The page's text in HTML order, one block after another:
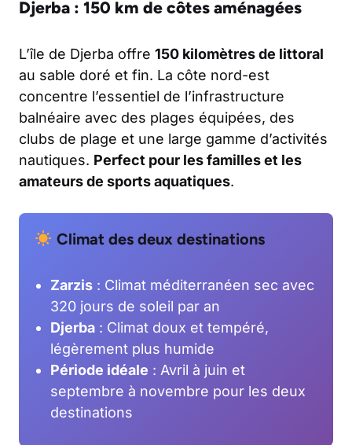
Djerba : 150 km de côtes aménagées
L’île de Djerba offre 150 kilomètres de littoral
au sable doré et fin. La côte nord-est
concentre l’essentiel de l’infrastructure
balnéaire avec des plages équipées, des
clubs de plage et une large gamme d’activités
nautiques. Perfect pour les familles et les
amateurs de sports aquatiques.
Climat des deux destinations
Zarzis : Climat méditerranéen sec avec
320 jours de soleil par an
Djerba : Climat doux et tempéré,
légèrement plus humide
Période idéale : Avril à juin et
septembre à novembre pour les deux
destinations